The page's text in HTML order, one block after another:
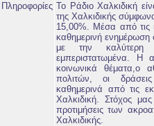
Πληροφορίες Το Ράδιο Χαλκιδική
της Χαλκιδικής
15,00%. Μέσα από τις
καθημερινή ενημέρωση
με την καλύτερη
εμπεριστατωμένα. Η
κοινωνικά θέματα,ο
πολιτών, οι
καθημερινά από τις
Χαλκιδική. Στόχος
προτιμήσεις των
Χαλκιδικής.